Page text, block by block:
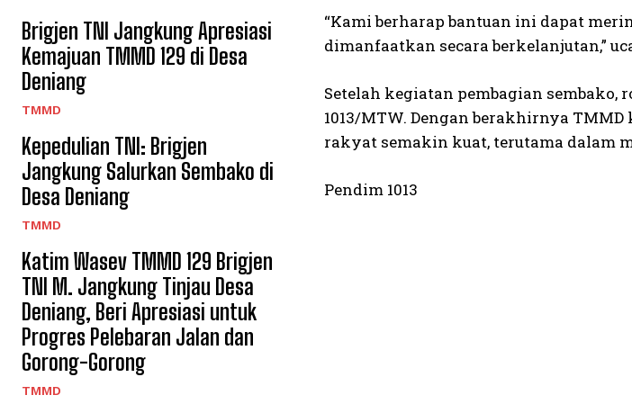
Brigjen TNI Jangkung Apresiasi
Kemajuan TMMD 129 di Desa
Deniang
TMMD
Kepedulian TNI: Brigjen
Jangkung Salurkan Sembako di
Desa Deniang
TMMD
Katim Wasev TMMD 129 Brigjen
TNI M. Jangkung Tinjau Desa
Deniang, Beri Apresiasi untuk
Progres Pelebaran Jalan dan
Gorong-Gorong
TMMD
“Kami berharap bantuan ini dapat
dimanfaatkan secara berkelanjutan,”
Setelah kegiatan pembagian
1013/MTW. Dengan berakhirnya
rakyat semakin kuat, terutama dalam
Pendim 1013